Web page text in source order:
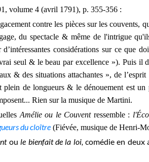
volume 4 (avril 1791), p. 355-356 :
contre les pièces sur les couvents,
du spectacle & même de l'intrigue
considérations sur ce que
seul & le beau par excellence »). Puis il
& des situations attachantes », de
de longueurs & le dénouement est un
Rien sur la musique de Martini.
Amélie ou le Couventressemble :
du cloître (Fiévée, musique de Henri-
ou le bienfait de la loi,comédie en deux